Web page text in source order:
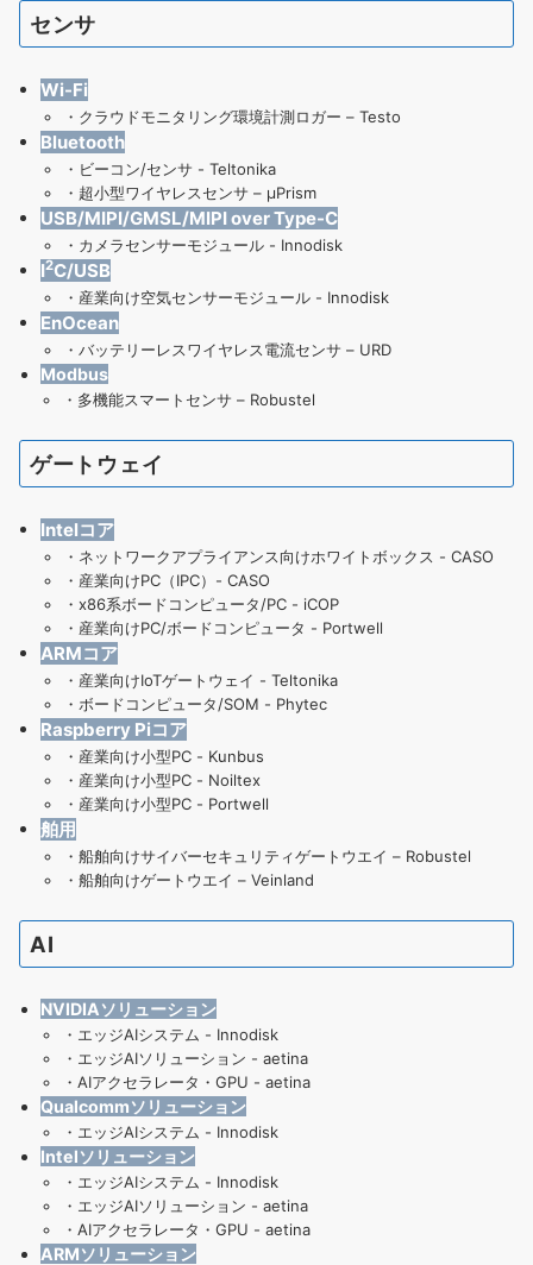
センサ
Wi-Fi
・ クラウドモニタリング環境計測ロガー – Testo
Bluetooth
・ ビーコン/センサ - Teltonika
・ 超小型ワイヤレスセンサ – μPrism
USB/MIPI/GMSL/MIPI over Type-C
・ カメラセンサーモジュール - Innodisk
I2C/USB
・ 産業向け空気センサーモジュール- Innodisk
EnOcean
・ バッテリーレスワイヤレス電流センサ – URD
Modbus
・ 多機能スマートセンサ – Robustel
ゲートウェイ
Intelコア
・ ネットワークアプライアンス向けホワイトボックス - CASO
・ 産業向けPC（IPC）- CASO
・ x86系ボードコンピュータ/PC - iCOP
・ 産業向けPC/ボードコンピュータ - Portwell
ARMコア
・ 産業向けIoTゲートウェイ - Teltonika
・ ボードコンピュータ/SOM - Phytec
Raspberry Piコア
・ 産業向け小型PC - Kunbus
・ 産業向け小型PC - Noiltex
・ 産業向け小型PC - Portwell
舶用
・ 船舶向けサイバーセキュリティゲートウエイ – Robustel
・ 船舶向けゲートウエイ – Veinland
AI
NVIDIAソリューション
・ エッジAIシステム - Innodisk
・ エッジAIソリューション - aetina
・ AIアクセラレータ・GPU - aetina
Qualcommソリューション
・ エッジAIシステム - Innodisk
Intelソリューション
・ エッジAIシステム - Innodisk
・ エッジAIソリューション - aetina
・ AIアクセラレータ・GPU - aetina
ARMソリューション